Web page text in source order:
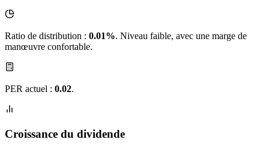
Ratio de distribution : 0.01%. Niveau faible, avec une marge de
manœuvre confortable.
PER actuel : 0.02.
Croissance du dividende